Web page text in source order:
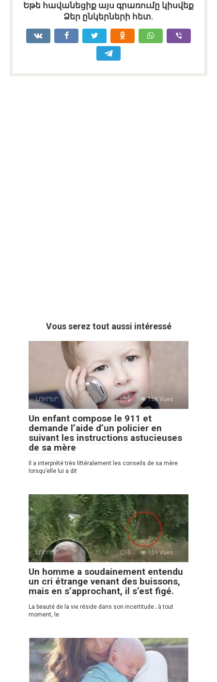
Եթե հավանեցիք այս գրառումը կիսվեք
Ձեր ընկերների հետ.
Vous serez tout aussi intéressé
ԼՈՒՐԵՐ 0 158 Vues :
Un enfant compose le 911 et
demande l’aide d’un policier en
suivant les instructions astucieuses
de sa mère
Il a interprété très littéralement les conseils de sa mère
lorsqu’elle lui a dit
ԼՈՒՐԵՐ 0 159 Vues :
Un homme a soudainement entendu
un cri étrange venant des buissons,
mais en s’approchant, il s’est figé.
La beauté de la vie réside dans son incertitude ; à tout
moment, le